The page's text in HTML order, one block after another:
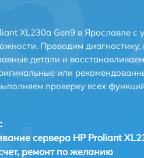
XL230a Gen9 в Ярославле с
Проводим
детали и
или
проверку всех
сервера HP Proliant
ремонт по желанию